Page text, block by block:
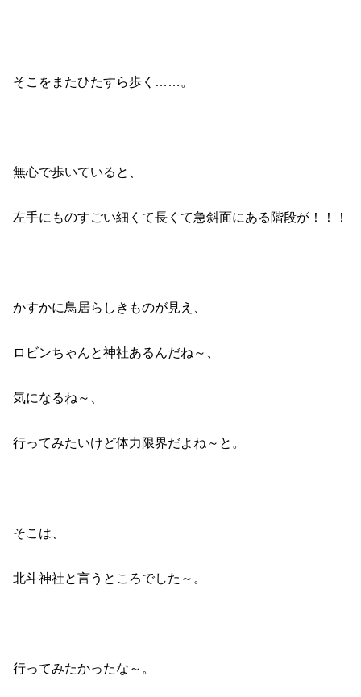
そこをまたひたすら歩く……。
無心で歩いていると、
左手にものすごい細くて長くて急斜面にある階段が！！！
かすかに鳥居らしきものが見え、
ロビンちゃんと神社あるんだね～、
気になるね～、
行ってみたいけど体力限界だよね～と。
そこは、
北斗神社と言うところでした～。
行ってみたかったな～。